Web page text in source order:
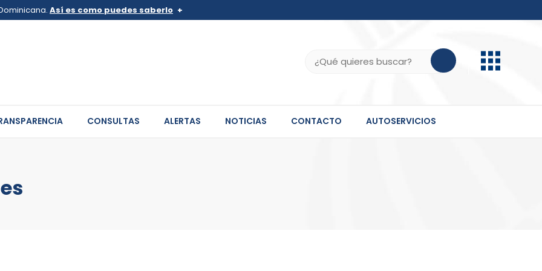
Así es como puedes saberlo
de .gob.do o .gov.do. Comparte información confidencial solo en este tipo de
CONSULTAS ALERTAS NOTICIAS CONTACTO AUTOSERVICIOS